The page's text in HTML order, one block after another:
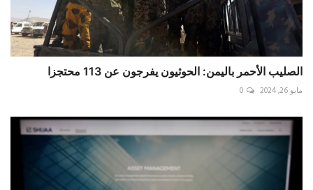
الصليب الأحمر باليمن: الحوثيون يفرجون عن 113 محتجزا
مايو 26, 2024 0